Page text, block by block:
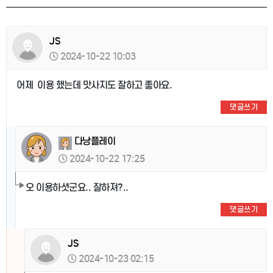
JS
2024-10-22 10:03
어제 이용 했는데 맛사지도 잘하고 좋아요.
댓글쓰기
다낭플레이
2024-10-22 17:25
오 이용하셧군요.. 잘하져?..
댓글쓰기
JS
2024-10-23 02:15